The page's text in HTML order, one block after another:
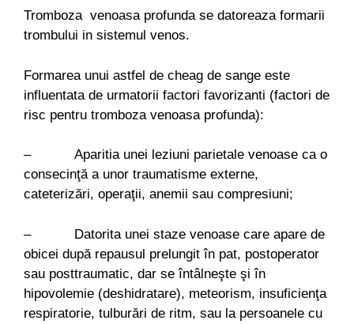
Tromboza venoasa profunda se datoreaza formarii
trombului in sistemul venos.
Formarea unui astfel de cheag de sange este
influentata de urmatorii factori favorizanti (factori de
risc pentru tromboza venoasa profunda):
– Aparitia unei leziuni parietale venoase ca o
consecinţă a unor traumatisme externe,
cateterizări, operaţii, anemii sau compresiuni;
– Datorita unei staze venoase care apare de
obicei după repausul prelungit în pat, postoperator
sau posttraumatic, dar se întâlneşte şi în
hipovolemie (deshidratare), meteorism, insuficienţa
respiratorie, tulburări de ritm, sau la persoanele cu